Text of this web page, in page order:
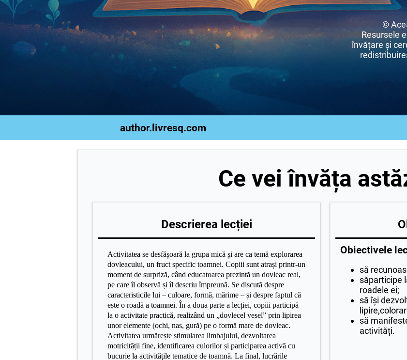
©
Resursele
învățare și
author.livresq.com
Ce vei învăța
Descrierea lecției
Activitatea se desfășoară la grupa mică și are ca temă explorarea
dovleacului, un fruct specific toamnei. Copiii sunt atrași printr-un
moment de surpriză, când educatoarea prezintă un dovleac real,
pe care îl observă și îl descriu împreună. Se discută despre
caracteristicile lui – culoare, formă, mărime – și despre faptul că
este o roadă a toamnei. În a doua parte a lecției, copiii participă
la o activitate practică, realizând un „dovlecel vesel” prin lipirea
unor elemente (ochi, nas, gură) pe o formă mare de dovleac.
Activitatea urmărește stimularea limbajului, dezvoltarea
motricității fine, identificarea culorilor și participarea activă cu
bucurie la activitățile tematice de toamnă. La final, lucrările
Obiectivele
să
săparticipe
roadele ei;
să își
să
activități.